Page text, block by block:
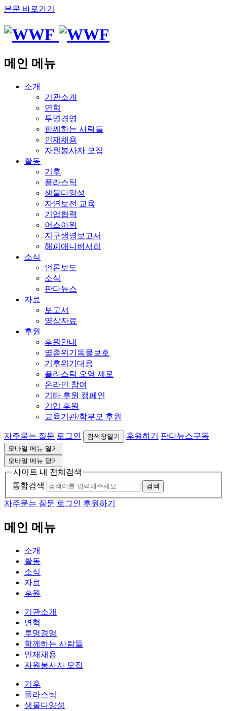
본문 바로가기
메인 메뉴
소개
기관소개
연혁
투명경영
함께하는 사람들
인재채용
자원봉사자 모집
활동
기후
플라스틱
생물다양성
자연보전 교육
기업협력
어스아워
지구생명보고서
해피애니버서리
소식
언론보도
소식
판다뉴스
자료
보고서
영상자료
후원
후원안내
멸종위기동물보호
기후위기대응
플라스틱 오염 제로
온라인 참여
기타 후원 캠페인
기업 후원
교육기관/학부모 후원
자주묻는 질문 로그인 검색창열기 후원하기 판다뉴스구독
모바일 메뉴 열기
모바일 메뉴 닫기
사이트 내 전체검색
통합검색
검색
자주묻는 질문 로그인 후원하기
메인 메뉴
소개
활동
소식
자료
후원
기관소개
연혁
투명경영
함께하는 사람들
인재채용
자원봉사자 모집
기후
플라스틱
생물다양성